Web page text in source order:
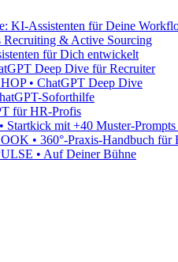
KI-Assistenten für Deine
Recruiting & Active Sourcing
für Dich entwickelt
Deep Dive für Recruiter
• ChatGPT Deep Dive
Soforthilfe
für HR-Profis
mit +40 Muster-
• 360°-Praxis-Handbuch für
• Auf Deiner Bühne